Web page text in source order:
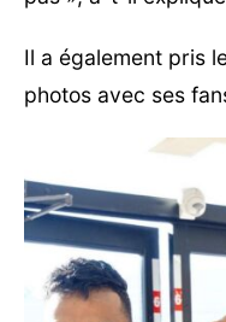
Il a également pris
photos avec ses